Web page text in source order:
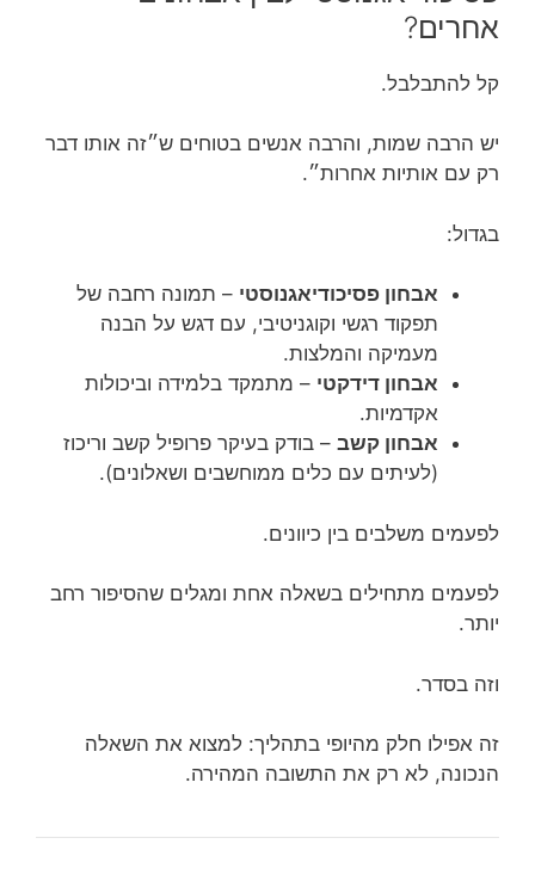
אחרים?
קל להתבלבל.
יש הרבה שמות, והרבה אנשים בטוחים ש״זה אותו דבר
רק עם אותיות אחרות״.
בגדול:
אבחון פסיכודיאגנוסטי – תמונה רחבה של
תפקוד רגשי וקוגניטיבי, עם דגש על הבנה
מעמיקה והמלצות.
אבחון דידקטי – מתמקד בלמידה וביכולות
אקדמיות.
אבחון קשב – בודק בעיקר פרופיל קשב וריכוז
(לעיתים עם כלים ממוחשבים ושאלונים).
לפעמים משלבים בין כיוונים.
לפעמים מתחילים בשאלה אחת ומגלים שהסיפור רחב
יותר.
וזה בסדר.
זה אפילו חלק מהיופי בתהליך: למצוא את השאלה
הנכונה, לא רק את התשובה המהירה.